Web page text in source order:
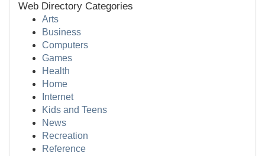
Web Directory Categories
Arts
Business
Computers
Games
Health
Home
Internet
Kids and Teens
News
Recreation
Reference